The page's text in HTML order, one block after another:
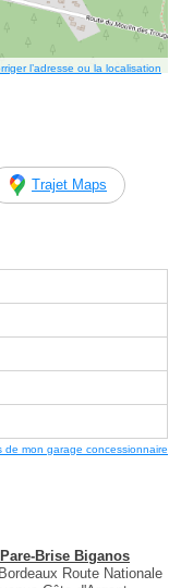
l’adresse ou la localisation
Trajet Maps
de mon garage concessionnaire
Brise Biganos
Route Nationale